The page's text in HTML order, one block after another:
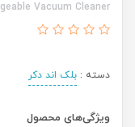
Vacuum Cleaner
دسته : بلک اند دکر
ویژگی‌های محصول